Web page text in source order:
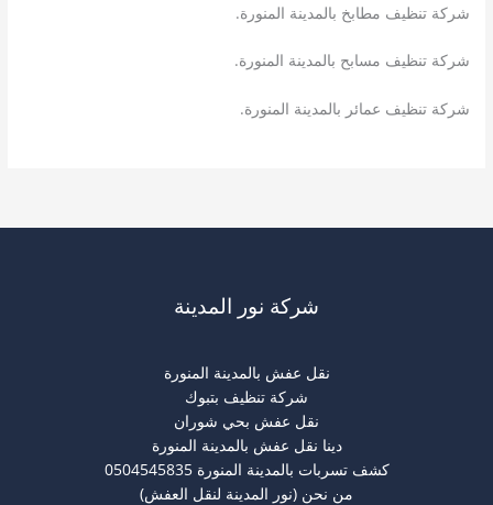
شركة تنظيف مطابخ بالمدينة المنورة.
شركة تنظيف مسابح بالمدينة المنورة.
شركة تنظيف عمائر بالمدينة المنورة.
شركة نور المدينة
نقل عفش بالمدينة المنورة
شركة تنظيف بتبوك
نقل عفش بحي شوران
دينا نقل عفش بالمدينة المنورة
كشف تسربات بالمدينة المنورة 0504545835
من نحن (نور المدينة لنقل العفش)